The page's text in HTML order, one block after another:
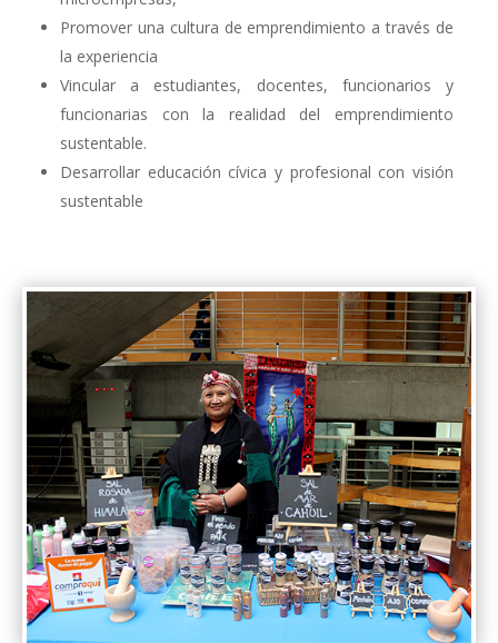
Promover una cultura de emprendimiento a través de
la experiencia
Vincular a estudiantes, docentes, funcionarios y
funcionarias con la realidad del emprendimiento
sustentable.
Desarrollar educación cívica y profesional con visión
sustentable